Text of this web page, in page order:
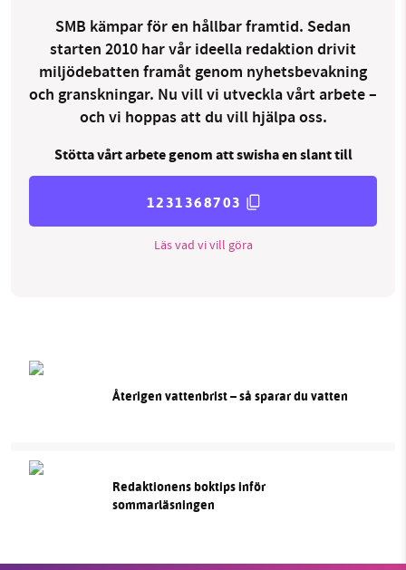
SMB kämpar för en hållbar framtid. Sedan
starten 2010 har vår ideella redaktion drivit
miljödebatten framåt genom nyhetsbevakning
och granskningar. Nu vill vi utveckla vårt arbete –
och vi hoppas att du vill hjälpa oss.
Stötta vårt arbete genom att swisha en slant till
1231368703
Läs vad vi vill göra
Återigen vattenbrist – så sparar du vatten
Redaktionens boktips inför
sommarläsningen